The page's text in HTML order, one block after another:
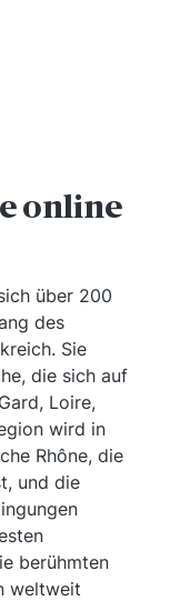
online
über 200
des
Sie
die sich auf
Loire,
wird in
Rhône, die
und die
berühmten
weltweit